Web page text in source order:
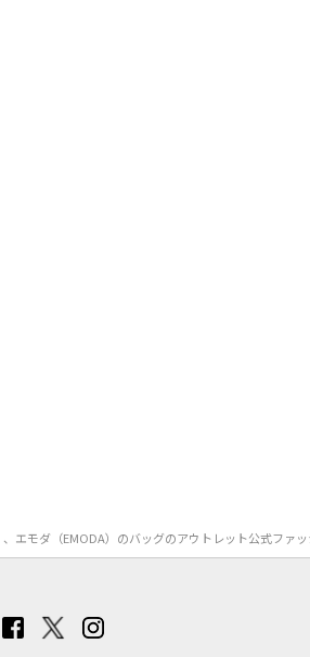
エモダ（EMODA）のバッグのアウトレット公式フ